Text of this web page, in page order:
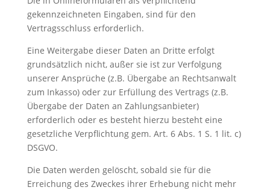
gekennzeichneten Eingaben, sind für den
Vertragsschluss erforderlich.
Eine Weitergabe dieser Daten an Dritte erfolgt
grundsätzlich nicht, außer sie ist zur Verfolgung
unserer Ansprüche (z.B. Übergabe an Rechtsanwalt
zum Inkasso) oder zur Erfüllung des Vertrags (z.B.
Übergabe der Daten an Zahlungsanbieter)
erforderlich oder es besteht hierzu besteht eine
gesetzliche Verpflichtung gem. Art. 6 Abs. 1 S. 1 lit. c)
DSGVO.
Die Daten werden gelöscht, sobald sie für die
Erreichung des Zweckes ihrer Erhebung nicht mehr